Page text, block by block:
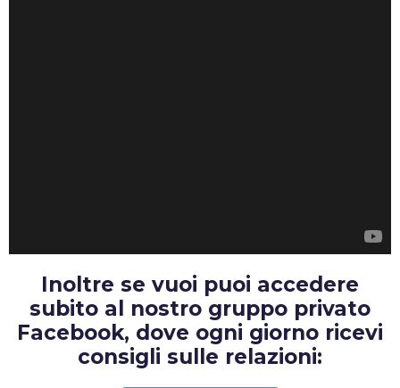
Inoltre se vuoi puoi accedere
subito al nostro gruppo privato
Facebook, dove ogni giorno ricevi
consigli sulle relazioni: